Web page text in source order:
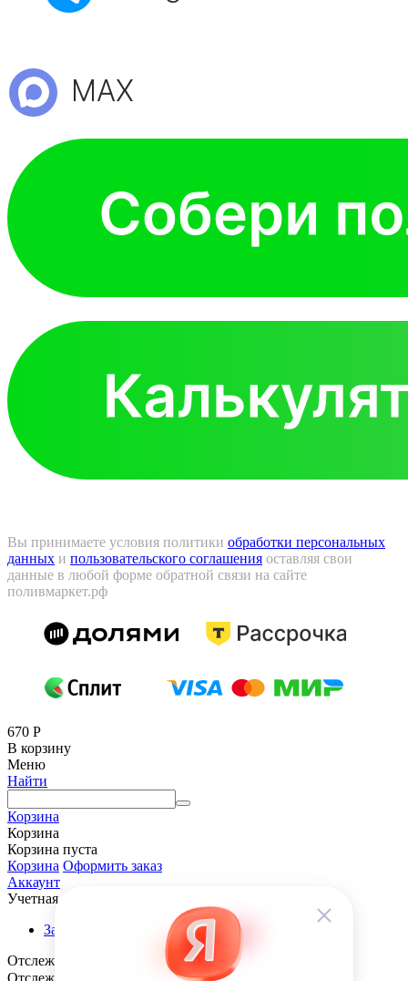
Вы принимаете условия политики обработки персональных
данных и пользовательского соглашения оставляя свои
данные в любой форме обратной связи на сайте
поливмаркет.рф
670 Р
В корзину
Меню
Найти
Корзина
Корзина
Корзина пуста
Корзина Оформить заказ
Аккаунт
Учетная запись
Заказы
Отслеживание заказа